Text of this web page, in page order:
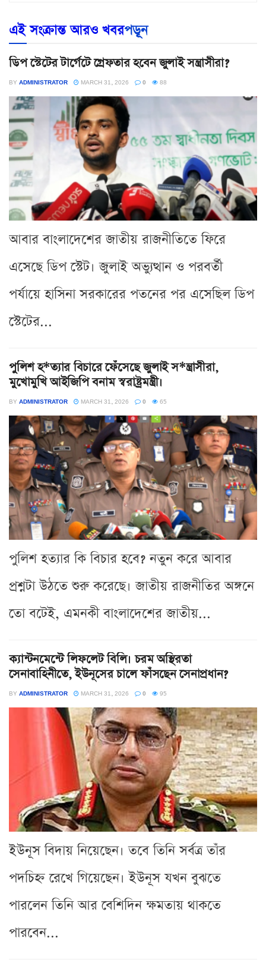
এই সংক্রান্ত আরও খবরপড়ূন
ডিপ স্টেটের টার্গেটে গ্রেফতার হবেন জুলাই সন্ত্রাসীরা?
BY ADMINISTRATOR MARCH 31, 2026 0 88
আবার বাংলাদেশের জাতীয় রাজনীতিতে ফিরে
এসেছে ডিপ স্টেট। জুলাই অভ্যুত্থান ও পরবর্তী
পর্যায়ে হাসিনা সরকারের পতনের পর এসেছিল ডিপ
স্টেটের...
পুলিশ হ*ত্যার বিচারে ফেঁসেছে জুলাই স*ন্ত্রাসীরা,
মুখোমুখি আইজিপি বনাম স্বরাষ্ট্রমন্ত্রী।
BY ADMINISTRATOR MARCH 31, 2026 0 65
পুলিশ হত্যার কি বিচার হবে? নতুন করে আবার
প্রশ্নটা উঠতে শুরু করেছে। জাতীয় রাজনীতির অঙ্গনে
তো বটেই, এমনকী বাংলাদেশের জাতীয়...
ক্যান্টনমেন্টে লিফলেট বিলি। চরম অস্থিরতা
সেনাবাহিনীতে, ইউনূসের চালে ফাঁসছেন সেনাপ্রধান?
BY ADMINISTRATOR MARCH 31, 2026 0 95
ইউনূস বিদায় নিয়েছেন। তবে তিনি সর্বত্র তাঁর
পদচিহ্ন রেখে গিয়েছেন। ইউনূস যখন বুঝতে
পারলেন তিনি আর বেশিদিন ক্ষমতায় থাকতে
পারবেন...